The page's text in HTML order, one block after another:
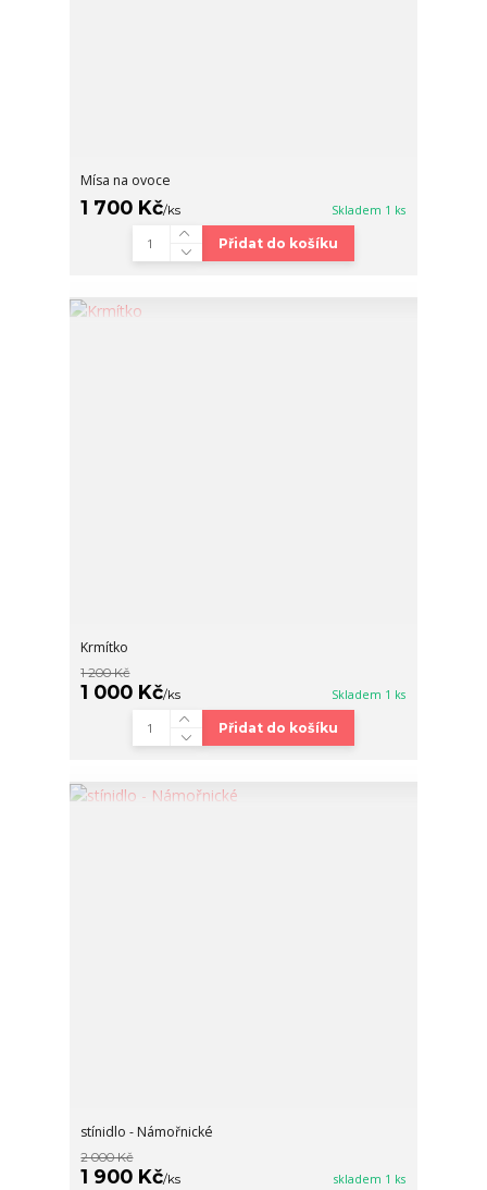
Mísa na ovoce
1 700 Kč/ks Skladem 1 ks
Přidat do košíku
Krmítko
1 200 Kč
1 000 Kč/ks Skladem 1 ks
Přidat do košíku
stínidlo - Námořnické
2 000 Kč
1 900 Kč/ks skladem 1 ks